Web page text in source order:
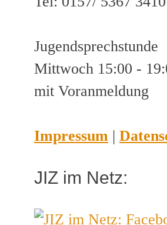
Jugendsprechstunde
Mittwoch 15:00 -
mit Voranmeldung
Impressum |
JIZ im Netz: